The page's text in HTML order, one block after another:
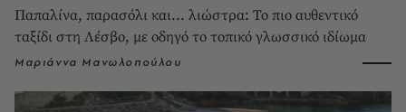
Παπαλίνα, παρασόλι και... λιώστρα: Το πιο αυθεντικό
ταξίδι στη Λέσβο, με οδηγό το τοπικό γλωσσικό ιδίωμα
Μαριάννα Μανωλοπούλου